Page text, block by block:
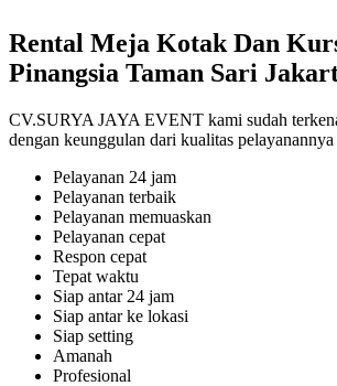
Rental Meja Kotak Dan
Pinangsia Taman Sari
CV.SURYA JAYA EVENT kami sudah
dengan keunggulan dari kualitas
Pelayanan 24 jam
Pelayanan terbaik
Pelayanan memuaskan
Pelayanan cepat
Respon cepat
Tepat waktu
Siap antar 24 jam
Siap antar ke lokasi
Siap setting
Amanah
Profesional